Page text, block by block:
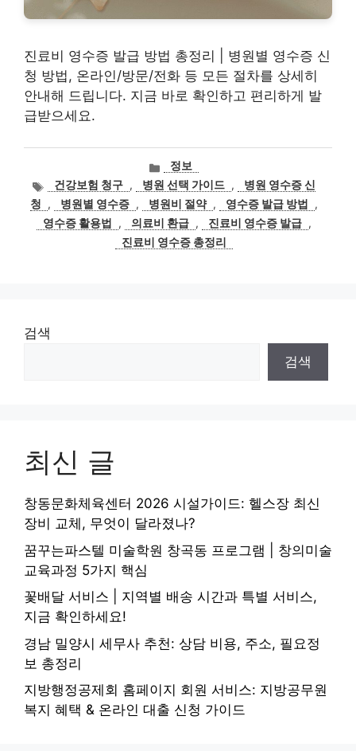
진료비 영수증 발급 방법 총정리 | 병원별 영수증 신
청 방법, 온라인/방문/전화 등 모든 절차를 상세히
안내해 드립니다. 지금 바로 확인하고 편리하게 발
급받으세요.
카
테
고
리
정보
태건강보험 청구 , 병원 선택 가이드 ,
병원 영수증 신
청
, 병원별 영수증 , 병원비 절약 , 영수증 발급 방법
,
영수증 활용법
, 의료비 환급 , 진료비 영수증 발급 ,
진료비 영수증 총정리
검색
검색
최신 글
창동문화체육센터 2026 시설가이드: 헬스장 최신
장비 교체, 무엇이 달라졌나?
꿈꾸는파스텔 미술학원 창곡동 프로그램 | 창의미술
교육과정 5가지 핵심
꽃배달 서비스 | 지역별 배송 시간과 특별 서비스,
지금 확인하세요!
경남 밀양시 세무사 추천: 상담 비용, 주소, 필요정
보 총정리
지방행정공제회 홈페이지 회원 서비스: 지방공무원
복지 혜택 & 온라인 대출 신청 가이드